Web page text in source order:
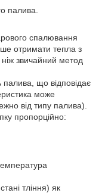
палива.
спалювання
отримати тепла з
звичайний метод
палива, що відповідає
може
від типу палива).
пропорційно:
тління) як